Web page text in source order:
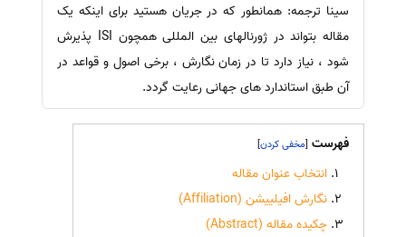
سینا ترجمه: همانطور که در جریان هستید برای اینکه یک
مقاله بتواند در ژورنالهای بین المللی همچون ISI پذیرش
شود ، نیاز دارد تا در زمان نگارش ، برخی اصول و قواعد در
آن طبق استاندارد های جهانی رعایت گردد.
فهرست [
]
انتخاب عنوان مقاله
نگارش افیلییشن (Affiliation)
چکیده مقاله (Abstract)